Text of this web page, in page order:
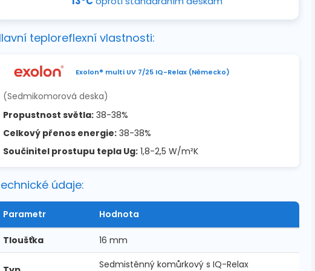
teploreflexní vlastnosti:
Exolon® multi UV 7/25 IQ-Relax (Německo)
(Sedmikomorová deska)
Propustnost světla: 38-38%
Celkový přenos energie: 38-38%
Součinitel prostupu tepla Ug: 1,8-2,5 W/m²K
údaje:
Parametr Hodnota
Tloušťka 16 mm
Sedmistěnný komůrkový s IQ-Relax